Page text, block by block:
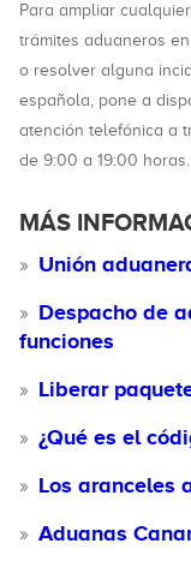
Para ampliar
trámites aduaneros
o resolver alguna
española, pone a
atención telefónica a
de 9:00 a 19:00 horas.
MÁS
Unión
Despacho de
funciones
Liberar
¿Qué es el
Los aranceles
Aduanas